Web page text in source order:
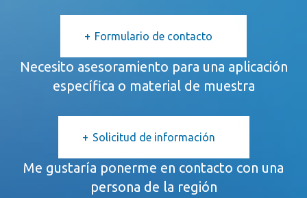
Formulario de contacto
Necesito asesoramiento para una aplicación
específica o material de muestra
Solicitud de información
Me gustaría ponerme en contacto con una
persona de la región